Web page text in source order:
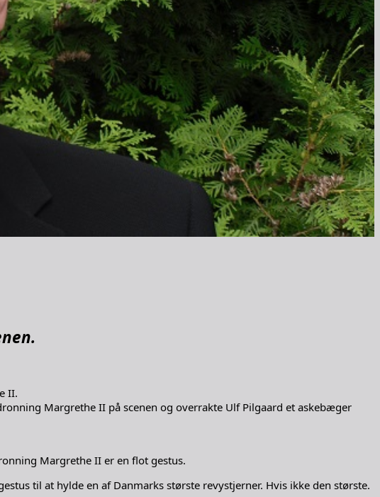
II.
Margrethe II på scenen og overrakte Ulf Pilgaard et askebæger
Margrethe II er en flot gestus.
til at hylde en af Danmarks største revystjerner. Hvis ikke den største.